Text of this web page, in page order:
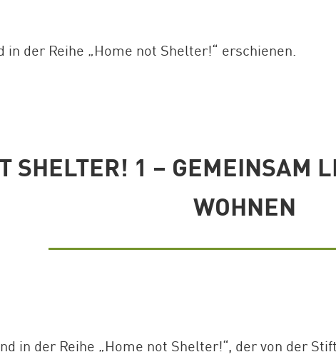
in der Reihe „Home not Shelter!“ erschienen.
SHELTER! 1 – GEMEINSAM
WOHNEN
in der Reihe „Home not Shelter!“, der von der